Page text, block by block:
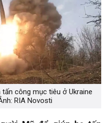
công mục tiêu ở Ukraine
RIA Novosti